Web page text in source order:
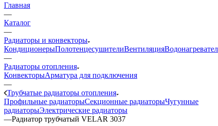
Главная
—
Каталог
—
Радиаторы и конвекторы
КондиционерыПолотенцесушителиВентиляция
—
Радиаторы отопления
КонвекторыАрматура для подключения
—
Трубчатые радиаторы отопления
Профильные радиаторыСекционные радиаторыЧугунные
радиаторыЭлектрические радиаторы
—Радиатор трубчатый VELAR 3037